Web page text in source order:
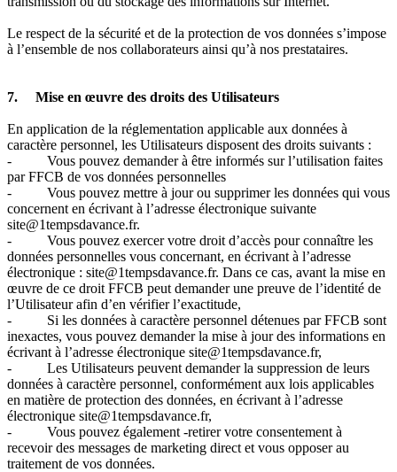
Le respect de la sécurité et de la protection de vos données s’impose
à l’ensemble de nos collaborateurs ainsi qu’à nos prestataires.
7. Mise en œuvre des droits des Utilisateurs
En application de la réglementation applicable aux données à
caractère personnel, les Utilisateurs disposent des droits suivants :
- Vous pouvez demander à être informés sur l’utilisation faites
par FFCB de vos données personnelles
- Vous pouvez mettre à jour ou supprimer les données qui vous
concernent en écrivant à l’adresse électronique suivante
site@1tempsdavance.fr.
- Vous pouvez exercer votre droit d’accès pour connaître les
données personnelles vous concernant, en écrivant à l’adresse
électronique : site@1tempsdavance.fr. Dans ce cas, avant la mise en
œuvre de ce droit FFCB peut demander une preuve de l’identité de
l’Utilisateur afin d’en vérifier l’exactitude,
- Si les données à caractère personnel détenues par FFCB sont
inexactes, vous pouvez demander la mise à jour des informations en
écrivant à l’adresse électronique site@1tempsdavance.fr,
- Les Utilisateurs peuvent demander la suppression de leurs
données à caractère personnel, conformément aux lois applicables
en matière de protection des données, en écrivant à l’adresse
électronique site@1tempsdavance.fr,
- Vous pouvez également -retirer votre consentement à
recevoir des messages de marketing direct et vous opposer au
traitement de vos données.